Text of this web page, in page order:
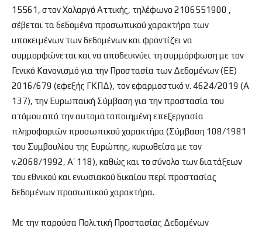
15561, στον Χολαργό Αττικής, τηλέφωνο 2106551900 ,
σέβεται τα δεδομένα προσωπικού χαρακτήρα των
υποκειμένων των δεδομένων και φροντίζει να
συμμορφώνεται και να αποδεικνύει τη συμμόρφωση με τον
Γενικό Κανονισμό για την Προστασία των Δεδομένων (ΕΕ)
2016/679 (εφεξής ΓΚΠΔ), τον εφαρμοστικό ν. 4624/2019 (Α΄
137), την Ευρωπαϊκή Σύμβαση για την προστασία του
ατόμου από την αυτοματοποιημένη επεξεργασία
πληροφοριών προσωπικού χαρακτήρα (Σύμβαση 108/1981
του Συμβουλίου της Ευρώπης, κυρωθείσα με τον
ν.2068/1992, Α’ 118), καθώς και το σύνολο των διατάξεων
του εθνικού και ενωσιακού δικαίου περί προστασίας
δεδομένων προσωπικού χαρακτήρα.
Με την παρούσα Πολιτική Προστασίας Δεδομένων